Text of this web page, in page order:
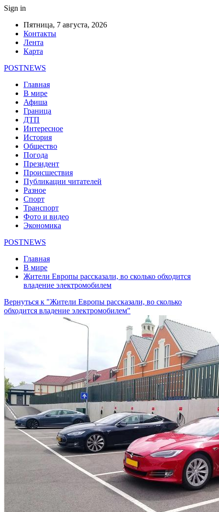
Sign in
Пятница, 7 августа, 2026
Контакты
Лента
Карта
POSTNEWS
Главная
В мире
Афиша
Граница
ДТП
Интересное
История
Общество
Погода
Президент
Происшествия
Публикации читателей
Разное
Спорт
Транспорт
Фото и видео
Экономика
POSTNEWS
Главная
В мире
Жители Европы рассказали, во сколько обходится
владение электромобилем
Вернуться к "Жители Европы рассказали, во сколько
обходится владение электромобилем"